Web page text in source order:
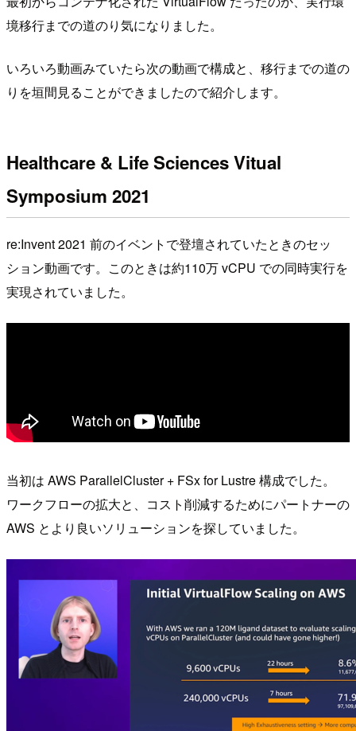
境移行までの道のり気になりました。
いろいろ動画みていたら次の動画で構成と、移行までの道の
りを垣間見ることができましたので紹介します。
Healthcare & Life Sciences Vitual
Symposium 2021
re:Invent 2021 前のイベントで登壇されていたときのセッ
ション動画です。このときは約110万 vCPU での同時実行を
実現されていました。
当初は AWS ParallelCluster + FSx for Lustre 構成でした。
ワークフローの拡大と、コスト削減するためにパートナーの
AWS とより良いソリューションを探していました。